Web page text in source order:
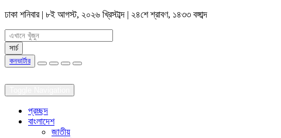
ঢাকা শনিবার | ৮ই আগস্ট, ২০২৬ খ্রিস্টাব্দ | ২৪শে শ্রাবণ, ১৪৩৩ বঙ্গাব্দ
কনভার্টার
প্রচ্ছদ
বাংলাদেশ
জাতীয়